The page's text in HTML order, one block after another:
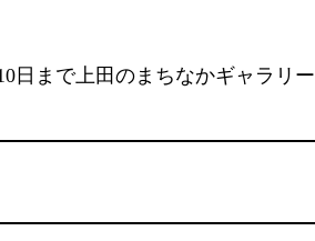
日まで上田のまちなかギャラリ